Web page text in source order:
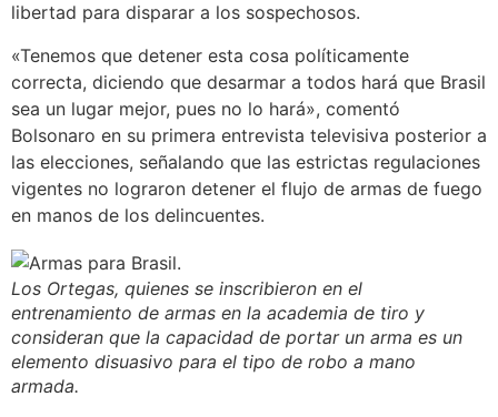
libertad para disparar a los sospechosos.
«Tenemos que detener esta cosa políticamente
correcta, diciendo que desarmar a todos hará que Brasil
sea un lugar mejor, pues no lo hará», comentó
Bolsonaro en su primera entrevista televisiva posterior a
las elecciones, señalando que las estrictas regulaciones
vigentes no lograron detener el flujo de armas de fuego
en manos de los delincuentes.
Los Ortegas, quienes se inscribieron en el
entrenamiento de armas en la academia de tiro y
consideran que la capacidad de portar un arma es un
elemento disuasivo para el tipo de robo a mano
armada.